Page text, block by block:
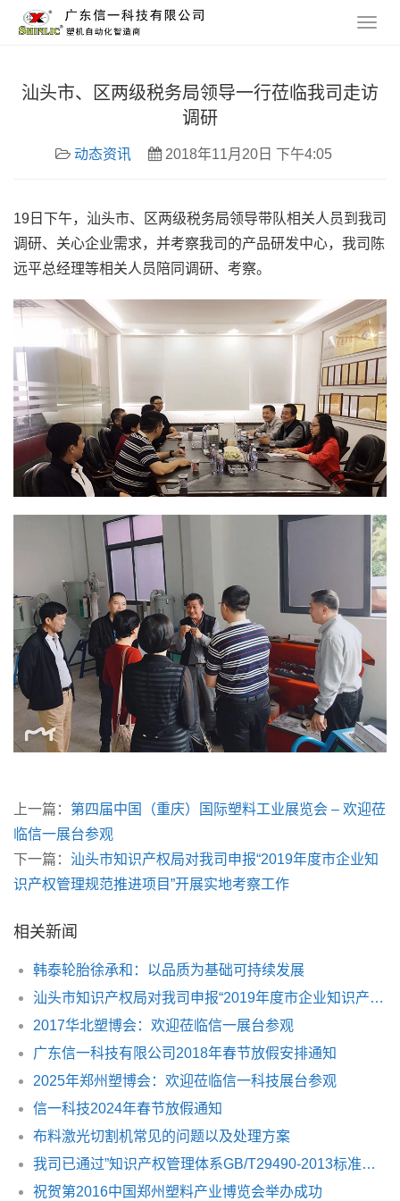
汕头市、区两级税务局领导一行莅临我司走访
调研
动态资讯 2018年11月20日 下午4:05
19日下午，汕头市、区两级税务局领导带队相关人员到我司
调研、关心企业需求，并考察我司的产品研发中心，我司陈
远平总经理等相关人员陪同调研、考察。
上一篇： 第四届中国（重庆）国际塑料工业展览会 – 欢迎莅
临信一展台参观
下一篇： 汕头市知识产权局对我司申报“2019年度市企业知
识产权管理规范推进项目”开展实地考察工作
相关新闻
韩泰轮胎徐承和：以品质为基础可持续发展
汕头市知识产权局对我司申报“2019年度市企业知识产权管理规范推进项目”开展实地考察工作
2017华北塑博会：欢迎莅临信一展台参观
广东信一科技有限公司2018年春节放假安排通知
2025年郑州塑博会：欢迎莅临信一科技展台参观
信一科技2024年春节放假通知
布料激光切割机常见的问题以及处理方案
我司已通过”知识产权管理体系GB/T29490-2013标准认证”
祝贺第2016中国郑州塑料产业博览会举办成功